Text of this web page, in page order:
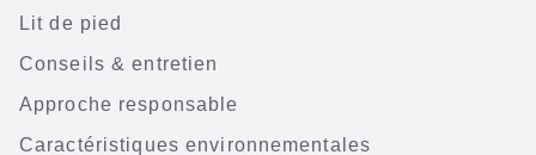
Lit de pied
Conseils & entretien
Approche responsable
Caractéristiques environnementales